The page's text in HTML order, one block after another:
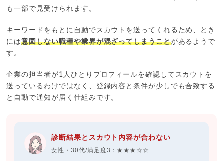
も一部で見受けられます。
キーワードをもとに自動でスカウトを送ってくれるため、とき
には意図しない職種や業界が混ざってしまうことがあるようで
す。
企業の担当者が1人ひとりプロフィールを確認してスカウトを
送っているわけではなく、登録内容と条件が少しでも合致する
と自動で通知が届く仕組みです。
診断結果とスカウト内容が合わない
女性・30代/満足度3：★★★☆☆